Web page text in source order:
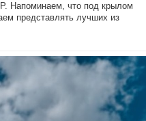
Напоминаем, что под крылом
представлять лучших из